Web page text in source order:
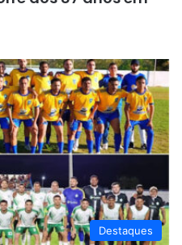
Destaques